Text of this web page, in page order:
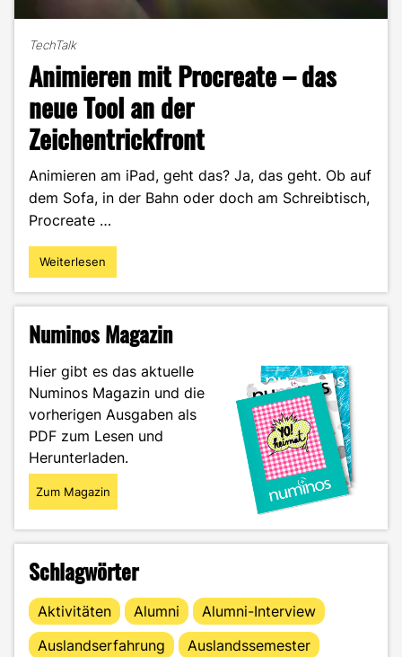
TechTalk
Animieren mit Procreate – das
neue Tool an der
Zeichentrickfront
Animieren am iPad, geht das? Ja, das geht. Ob auf
dem Sofa, in der Bahn oder doch am Schreibtisch,
Procreate …
"Animieren
mit
das
Tool
an
der
Zeichentrickfront"
Weiterlesen
Numinos Magazin
Hier gibt es das aktuelle
Numinos Magazin und die
vorherigen Ausgaben als
PDF zum Lesen und
Herunterladen.
Zum Magazin
Schlagwörter
Aktivitäten Alumni
Alumni-Interview
Auslandserfahrung
Auslandssemester